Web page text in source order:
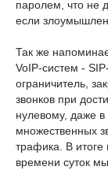
паролем, что не
если
Так же
VoIP-систем -
ограничитель,
звонков при
нулевому, даже
множественных
трафика. В итоге
времени суток